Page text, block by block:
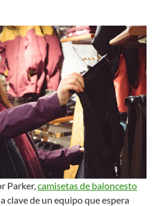
Parker,camisetas de baloncesto
clave de un equipo que espera